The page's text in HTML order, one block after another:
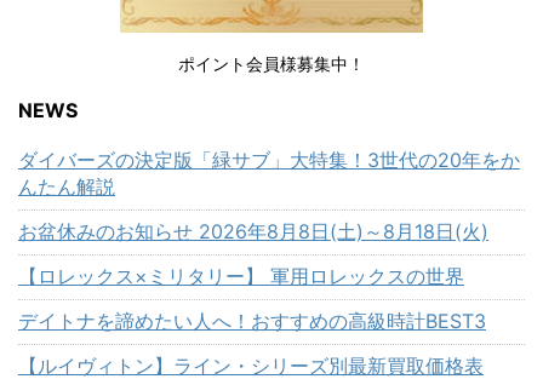
ポイント会員様募集中！
NEWS
ダイバーズの決定版「緑サブ」大特集！3世代の20年をか
んたん解説
お盆休みのお知らせ 2026年8月8日(土)～8月18日(火)
【ロレックス×ミリタリー】 軍用ロレックスの世界
デイトナを諦めたい人へ！おすすめの高級時計BEST3
【ルイヴィトン】ライン・シリーズ別最新買取価格表